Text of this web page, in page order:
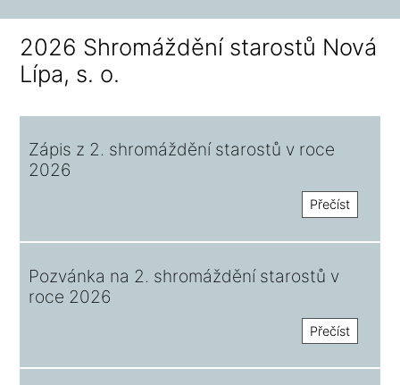
2026 Shromáždění starostů Nová
Lípa, s. o.
Zápis z 2. shromáždění starostů v roce
2026
Přečíst
Pozvánka na 2. shromáždění starostů v
roce 2026
Přečíst